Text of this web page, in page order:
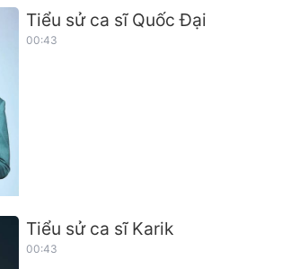
Tiểu sử ca sĩ Quốc Đại
00:43
Tiểu sử ca sĩ Karik
00:43